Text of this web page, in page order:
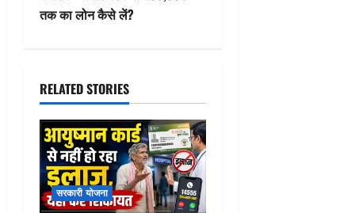
a
i
g
a
t
तक का लोन कैसे लें?
RELATED STORIES
सरकारी योजना